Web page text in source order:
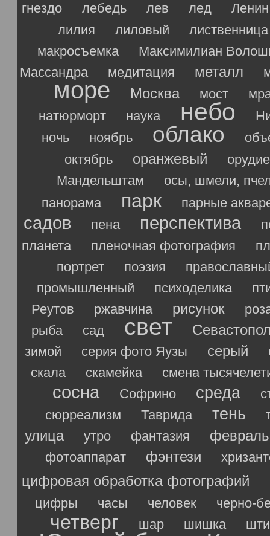
гнездо
лебедь лев лед
Ленин
лилия
лиловый
лиственница
макросъемка
Максимилиан
Массандра
медитация металл
море Москва мост
натюрморт
наука небо
ночь
ноябрь облако
октябрь
оранжевый
орудие
Мандельштам
осы, шмели,
панорама
парк парные
садов пена перспектива
планета
пленочная фотография
портрет
поэзия
промышленный
психоделика
Реутов
ржавчина рисунок
рыба
сад свет
зимой серия фото Яузы серый
скала скамейка смена
сосна Софрино среда
сюрреализм
Таврида тень
улица утро фантазия февраль
фотоаппарат фэнтези
цифровая обработка фотографий
цифры часы человек черно-
четверг шар шишка